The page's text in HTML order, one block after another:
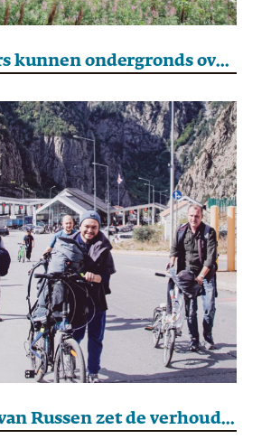
Alle Zwitsers kunnen ondergronds overleven
Toestroom van Russen zet de verhoudingen in Georgië op scherp